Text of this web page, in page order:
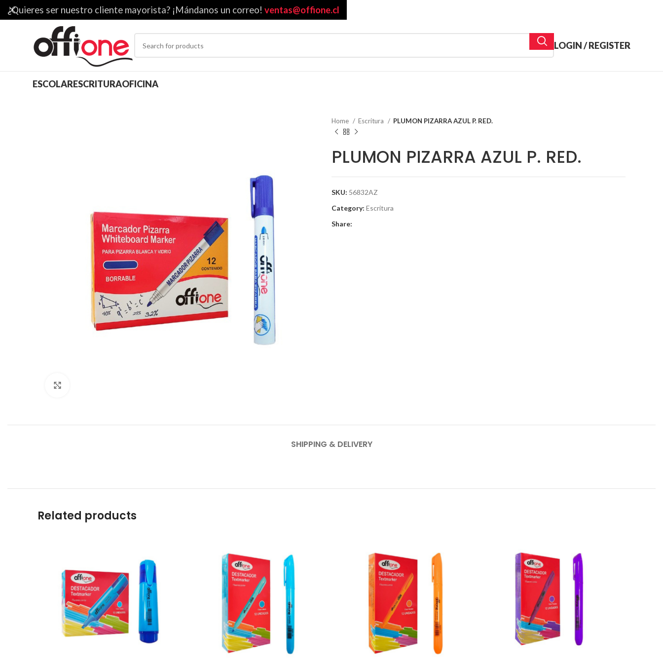
LOGIN / REGISTER
ESCOLARESCRITURAOFICINA
Home Escritura PLUMON PIZARRA AZUL P. RED.
PLUMON PIZARRA AZUL P. RED.
SKU: 56832AZ
Category: Escritura
Share:
SHIPPING & DELIVERY
Related products
¿Quieres ser nuestro cliente mayorista? ¡Mándanos un correo! ventas@offione.cl